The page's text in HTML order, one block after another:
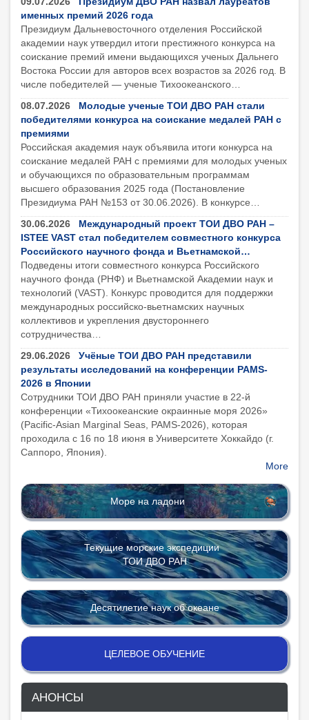
именных премий 2026 года
Президиум Дальневосточного отделения Российской
академии наук утвердил итоги престижного конкурса на
соискание премий имени выдающихся ученых Дальнего
Востока России для авторов всех возрастов за 2026 год. В
числе победителей — ученые Тихоокеанского…
08.07.2026
Молодые ученые ТОИ ДВО РАН стали
победителями конкурса на соискание медалей РАН с
премиями
Российская академия наук объявила итоги конкурса на
соискание медалей РАН с премиями для молодых ученых
и обучающихся по образовательным программам
высшего образования 2025 года (Постановление
Президиума РАН №153 от 30.06.2026). В конкурсе…
30.06.2026
Международный проект ТОИ ДВО РАН –
ISTEE VAST стал победителем совместного конкурса
Российского научного фонда и Вьетнамской…
Подведены итоги совместного конкурса Российского
научного фонда (РНФ) и Вьетнамской Академии наук и
технологий (VAST). Конкурс проводится для поддержки
международных российско-вьетнамских научных
коллективов и укрепления двустороннего
сотрудничества…
29.06.2026
Учёные ТОИ ДВО РАН представили
результаты исследований на конференции PAMS-
2026 в Японии
Сотрудники ТОИ ДВО РАН приняли участие в 22-й
конференции «Тихоокеанские окраинные моря 2026»
(Pacific-Asian Marginal Seas, PAMS-2026), которая
проходила с 16 по 18 июня в Университете Хоккайдо (г.
Саппоро, Япония).
More
Море на ладони
Текущие морские экспедиции
ТОИ ДВО РАН
Десятилетие наук об океане
ЦЕЛЕВОЕ ОБУЧЕНИЕ
АНОНСЫ